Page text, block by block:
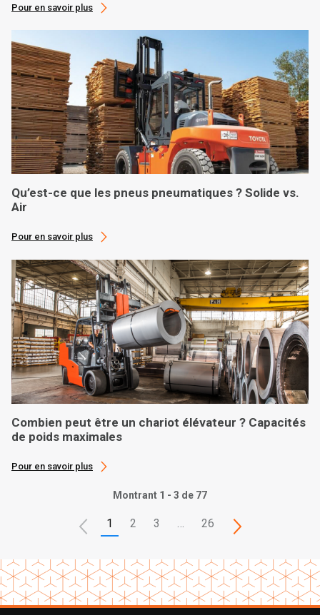
Pour en savoir plus
Qu’est-ce que les pneus pneumatiques ? Solide vs.
Air
Pour en savoir plus
Combien peut être un chariot élévateur ? Capacités
de poids maximales
Pour en savoir plus
Montrant 1 - 3 de 77
1 2 3 26